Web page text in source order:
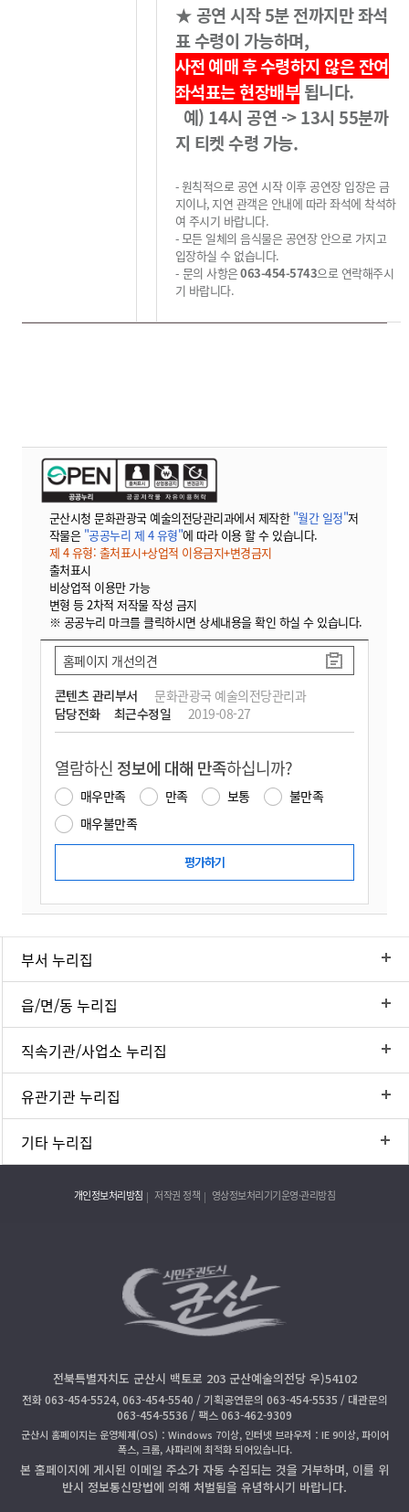
★공연 시작 5분 전까지만 좌석
표 수령이 가능하며,
사전 예매 후수령하지 않은 잔여
좌석표는 현장배부 됩니다.
예) 14시 공연 -> 13시 55분까
지 티켓 수령 가능.
-원칙적으로 공연 시작 이후 공연장 입장은 금
지이나, 지연 관객은 안내에 따라 좌석에 착석하
여 주시기 바랍니다.
-모든 일체의 음식물은 공연장 안으로 가지고
입장하실 수 없습니다.
- 문의 사항은063-454-5743으로 연락해주시
기 바랍니다.
군산시청 문화관광국 예술의전당관리과에서 제작한 "월간 일정"저
작물은 "공공누리 제 4 유형"에 따라 이용 할 수 있습니다.
제 4 유형: 출처표시+상업적 이용금지+변경금지
출처표시
비상업적 이용만 가능
변형 등 2차적 저작물 작성 금지
※ 공공누리 마크를 클릭하시면 상세내용을 확인 하실 수 있습니다.
콘텐츠 관리부서
문화관광국 예술의전당관리과
담당전화
최근수정일 2019-08-27
홈페이지 개선의견
열람하신 정보에 대해 만족하십니까?
매우만족 만족 보통
불만족
매우불만족
부서 누리집
읍/면/동 누리집
직속기관/사업소 누리집
유관기관 누리집
기타 누리집
개인정보처리방침 저작권 정책 영상정보처리기기운영·관리방침
전북특별자치도 군산시 백토로 203 군산예술의전당 우)54102
전화 063-454-5524, 063-454-5540 / 기획공연문의 063-454-5535 / 대관문의
063-454-5536 / 팩스 063-462-9309
군산시 홈페이지는 운영체제(OS)：Windows 7이상, 인터넷 브라우저：IE 9이상, 파이어
폭스, 크롬, 사파리에 최적화 되어있습니다.
본 홈페이지에 게시된 이메일 주소가 자동 수집되는 것을 거부하며, 이를 위
반시 정보통신망법에 의해 처벌됨을 유념하시기 바랍니다.